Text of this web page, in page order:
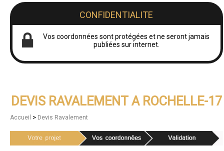
CONFIDENTIALITE
Vos coordonnées sont protégées et ne seront jamais
publiées sur internet.
DEVIS RAVALEMENT A ROCHELLE-17
Accueil > Devis Ravalement